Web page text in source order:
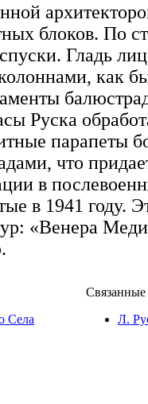
блоков. По
Гладь
как
Руска
парапеты
что
в
в 1941 году.
«Венера
Села
Л.